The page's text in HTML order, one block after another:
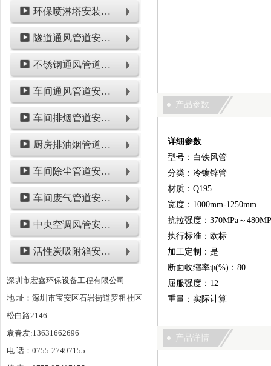
环保喷淋塔安装工程
隧道通风管道安装工程
不锈钢通风管道安装工程
车间通风管道安装工程
车间排烟管道安装工程
厨房排油烟管道安装工程
车间除尘管道安装工程
车间废气管道安装工程
中央空调风管安装工程
活性炭吸附箱安装工程
深圳市宏鑫环保设备工程有限公司
地 址：深圳市宝安区石岩街道罗租社区
松白路2146
袁春发:13631662696
电 话：0755-27497155
产品参数
详细参数
型号：白铁风管
分类：冷镀锌管
材质：Q195
宽度：1000mm-1250mm
抗拉强度：370MPa～
执行标准：欧标
加工定制：是
断面收缩率ψ(%)：80
屈服强度：12
重量：实际计算
产品详情